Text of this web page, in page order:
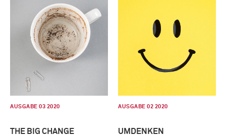
AUSGABE 03 2020
THE BIG CHANGE
AUSGABE 02 2020
UMDENKEN